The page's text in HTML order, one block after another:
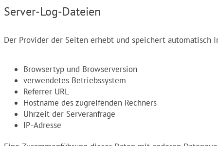
Server-Log-Dateien
Der Provider der Seiten erhebt und speichert automatisch
Browsertyp und Browserversion
verwendetes Betriebssystem
Referrer URL
Hostname des zugreifenden Rechners
Uhrzeit der Serveranfrage
IP-Adresse